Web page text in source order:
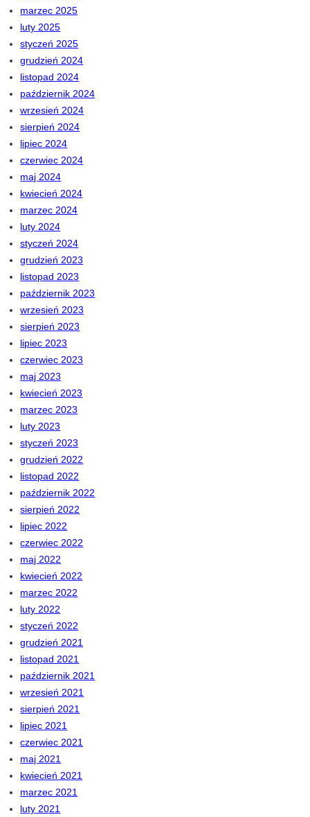
marzec 2025
luty 2025
styczeń 2025
grudzień 2024
listopad 2024
październik 2024
wrzesień 2024
sierpień 2024
lipiec 2024
czerwiec 2024
maj 2024
kwiecień 2024
marzec 2024
luty 2024
styczeń 2024
grudzień 2023
listopad 2023
październik 2023
wrzesień 2023
sierpień 2023
lipiec 2023
czerwiec 2023
maj 2023
kwiecień 2023
marzec 2023
luty 2023
styczeń 2023
grudzień 2022
listopad 2022
październik 2022
sierpień 2022
lipiec 2022
czerwiec 2022
maj 2022
kwiecień 2022
marzec 2022
luty 2022
styczeń 2022
grudzień 2021
listopad 2021
październik 2021
wrzesień 2021
sierpień 2021
lipiec 2021
czerwiec 2021
maj 2021
kwiecień 2021
marzec 2021
luty 2021